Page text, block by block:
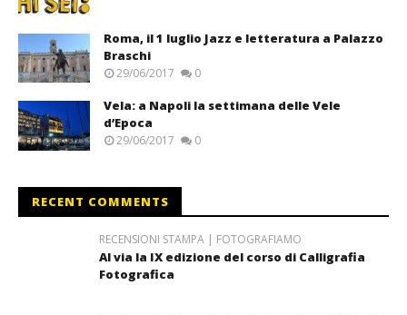
Roma, il 1 luglio Jazz e letteratura a Palazzo
Braschi
29/06/2017 0
Vela: a Napoli la settimana delle Vele
d’Epoca
29/06/2017 0
RECENT COMMENTS
RECENSIONI STAMPA | FOTOGRAFIAMO
Al via la IX edizione del corso di Calligrafia
Fotografica